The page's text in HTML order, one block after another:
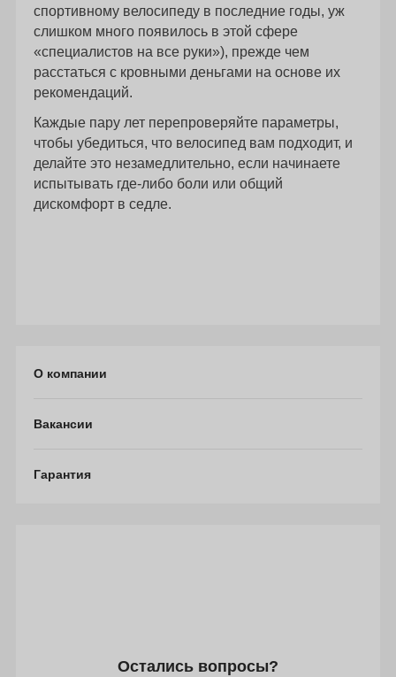
спортивному велосипеду в последние годы, уж
слишком много появилось в этой сфере
«специалистов на все руки»), прежде чем
расстаться с кровными деньгами на основе их
рекомендаций.
Каждые пару лет перепроверяйте параметры,
чтобы убедиться, что велосипед вам подходит, и
делайте это незамедлительно, если начинаете
испытывать где-либо боли или общий
дискомфорт в седле.
О компании
Вакансии
Гарантия
Остались вопросы?